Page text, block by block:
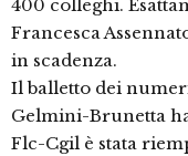
400 colleghi.
Francesca
in scadenza.
Il balletto dei
Gelmini-Brunetta
Flc-Cgil è stata